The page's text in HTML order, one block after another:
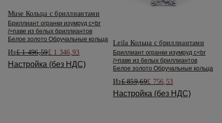
Muse Кольца с бриллиантами
Бриллиант огранки изумруд с<br
/>паве из белых бриллиантов
Белое золото Обручальные кольца
Из£ 1 496,59£ 1 346,93
Настройка (без НДС)
Leila Кольца с бриллиантами
Бриллиант огранки изумруд с<br
/>паве из белых бриллиантов
Белое золото Обручальные кольца
Из£ 859,69£ 756,53
Настройка (без НДС)